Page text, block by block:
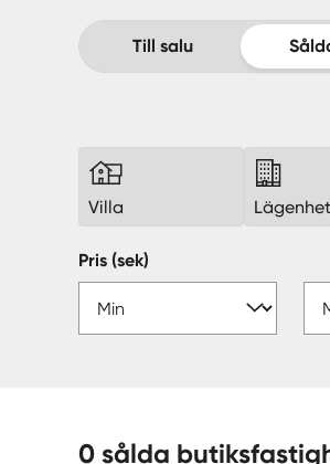
Till salu
Villa Lägenhet
Pris (sek)